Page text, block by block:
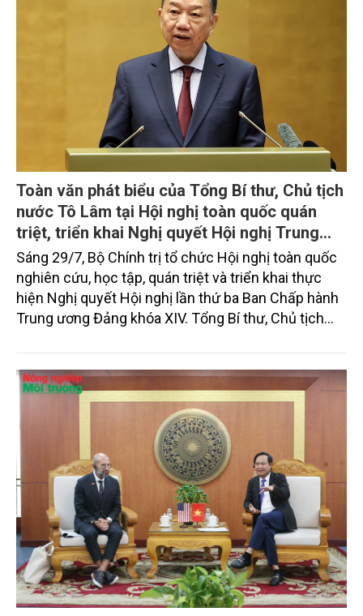
Toàn văn phát biểu của Tổng Bí thư, Chủ tịch
nước Tô Lâm tại Hội nghị toàn quốc quán
triệt, triển khai Nghị quyết Hội nghị Trung
ương 3, khóa XIV
Sáng 29/7, Bộ Chính trị tổ chức Hội nghị toàn quốc
nghiên cứu, học tập, quán triệt và triển khai thực
hiện Nghị quyết Hội nghị lần thứ ba Ban Chấp hành
Trung ương Đảng khóa XIV. Tổng Bí thư, Chủ tịch
trọng. Tạp chí Nông nghiệp và Môi trường trân trọng
giới thiệu toàn văn bài phát biểu của đồng chí Tổng
Bí thư, Chủ tịch nước.